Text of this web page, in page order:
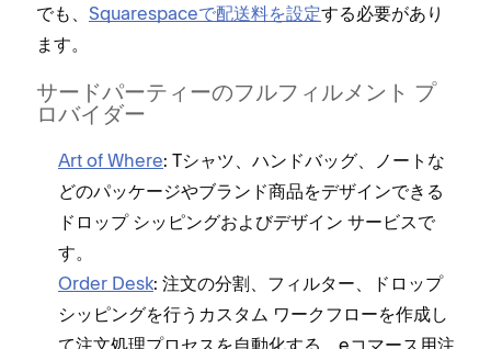
でも⁠、 Squarespaceで配送料を設定する必要があり
ます⁠。
サ⁠ードパ⁠ーテ⁠ィ⁠ーのフルフ⁠ィルメント プ
ロバイダ⁠ー
Art of Where⁠: Tシ⁠ャツ⁠、ハンドバ⁠ッグ⁠、ノ⁠ートな
どのパ⁠ッケ⁠ージやブランド商品をデザインできる
ドロ⁠ップ シ⁠ッピングおよびデザイン サ⁠ービスで
す⁠。
Order Desk⁠: 注文の分割⁠、フ⁠ィルタ⁠ー⁠、ドロ⁠ップ
シ⁠ッピングを行うカスタム ワ⁠ークフロ⁠ーを作成し
て注文処理プロセスを自動化する⁠、eコマ⁠ース用注